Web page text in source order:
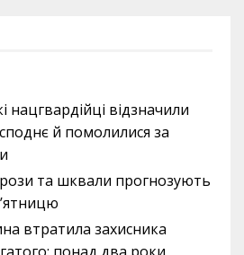
нацгвардійці відзначили
й помолилися за
та шквали прогнозують
втратила захисника